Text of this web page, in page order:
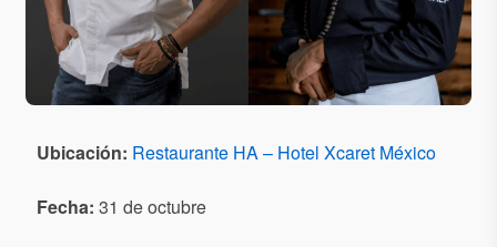
Ubicación: Restaurante HA – Hotel Xcaret México
Fecha: 31 de octubre